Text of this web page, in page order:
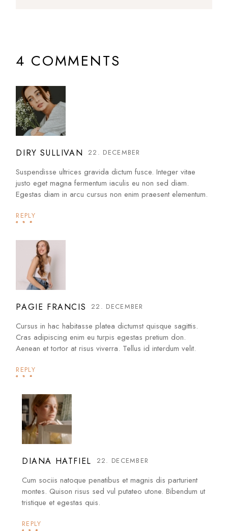
4 COMMENTS
DIRY SULLIVAN 22. DECEMBER
Suspendisse ultrices gravida dictum fusce. Integer vitae
justo eget magna fermentum iaculis eu non sed diam.
Egestas diam in arcu cursus non enim praesent elementum.
REPLY
PAGIE FRANCIS 22. DECEMBER
Cursus in hac habitasse platea dictumst quisque sagittis.
Cras adipiscing enim eu turpis egestas pretium don.
Aenean et tortor at risus viverra. Tellus id interdum velit.
REPLY
DIANA HATFIEL 22. DECEMBER
Cum sociis natoque penatibus et magnis dis parturient
montes. Quison risus sed vul putateo utone. Bibendum ut
tristique et egestas quis.
REPLY